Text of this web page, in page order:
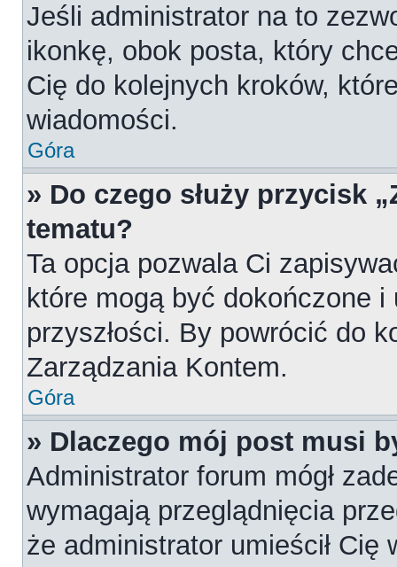
Jeśli administrator na to
ikonkę, obok posta, który
Cię do kolejnych kroków,
wiadomości.
Góra
» Do czego służy przycisk
tematu?
Ta opcja pozwala Ci
które mogą być dokończone
przyszłości. By powrócić do
Zarządzania Kontem.
Góra
» Dlaczego mój post musi
Administrator forum mógł
wymagają przeglądnięcia
że administrator umieścił